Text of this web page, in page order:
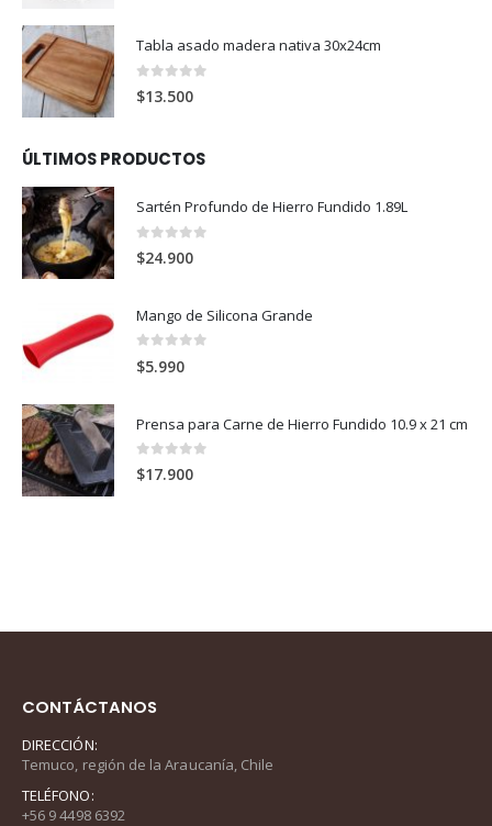
Tabla asado madera nativa 30x24cm
0 out of 5
$13.500
ÚLTIMOS PRODUCTOS
Sartén Profundo de Hierro Fundido 1.89L
0
$24.900
Mango de Silicona Grande
0
$5.990
Prensa para Carne de Hierro Fundido 10.9 x 21 cm
0 out of 5
$17.900
CONTÁCTANOS
DIRECCIÓN:
Temuco, región de la Araucanía, Chile
TELÉFONO:
+56 9 4498 6392